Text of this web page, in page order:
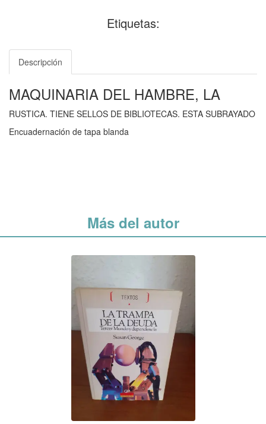
Etiquetas:
Descripción
MAQUINARIA DEL HAMBRE, LA
RUSTICA. TIENE SELLOS DE BIBLIOTECAS. ESTA SUBRAYADO
Encuadernación de tapa blanda
Más del autor